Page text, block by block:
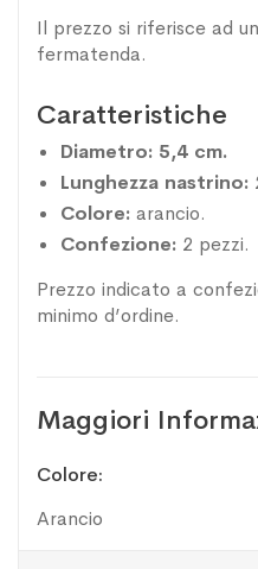
Il prezzo si riferisce ad
fermatenda.
Caratteristiche
Diametro: 5,4 cm.
Lunghezza nastrino:
Colore: arancio.
Confezione: 2 pezzi.
Prezzo indicato a
minimo d’ordine.
Maggiori
Informazioni
Colore
Arancio